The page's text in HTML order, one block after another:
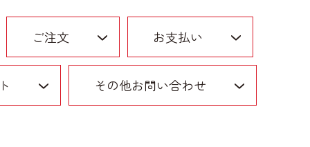
ご注文 お支払い
その他お問い合わせ